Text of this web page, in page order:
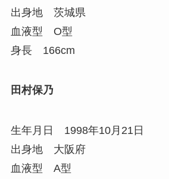
出身地 茨城県
血液型 O型
身長 166cm
田村保乃
生年月日 1998年10月21日
出身地 大阪府
血液型 A型